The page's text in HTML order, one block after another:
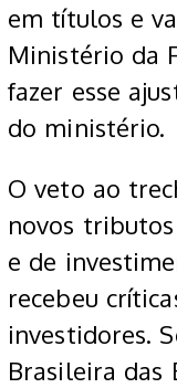
em títulos e
Ministério da
fazer esse
do ministério.
O veto ao
novos
e de
recebeu
investidores.
Brasileira das